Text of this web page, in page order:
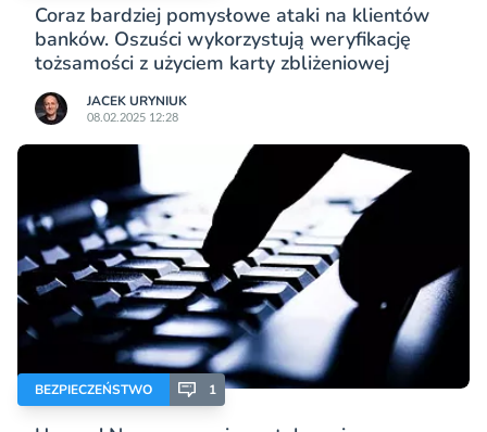
Coraz bardziej pomysłowe ataki na klientów
banków. Oszuści wykorzystują weryfikację
tożsamości z użyciem karty zbliżeniowej
JACEK URYNIUK
08.02.2025 12:28
BEZPIECZEŃSTWO 1